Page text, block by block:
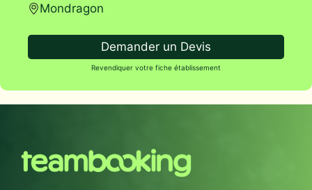
Mondragon
Demander un Devis
Revendiquer votre fiche établissement